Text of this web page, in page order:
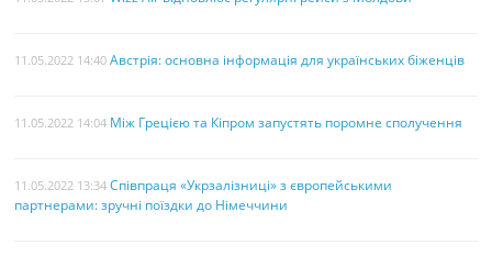
11.05.2022 14:40 Австрія: основна інформація для українських біженців
11.05.2022 14:04 Між Грецією та Кіпром запустять поромне сполучення
11.05.2022 13:34 Співпраця «Укрзалізниці» з європейськими
партнерами: зручні поїздки до Німеччини